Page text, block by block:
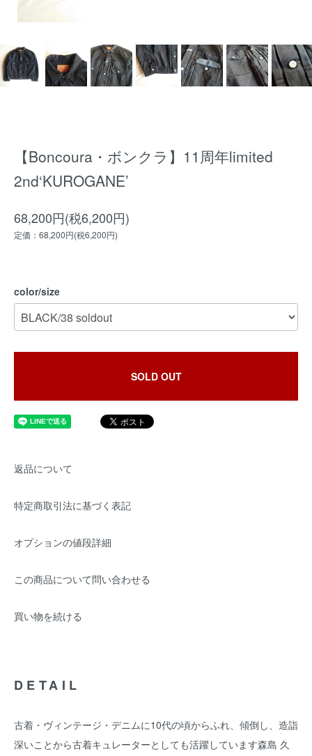
【Boncoura・ボンクラ】11周年limited
2nd‘KUROGANE’
68,200円(税6,200円)
定価：68,200円(税6,200円)
color/size
SOLD OUT
返品について
特定商取引法に基づく表記
オプションの値段詳細
この商品について問い合わせる
買い物を続ける
DETAIL
古着・ヴィンテージ・デニムに10代の頃からふれ、傾倒し、造詣
深いことから古着キュレーターとしても活躍しています森島 久